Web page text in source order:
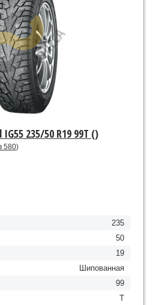
235/50 R19 99T ()
580)
235
50
19
Шипованная
99
T